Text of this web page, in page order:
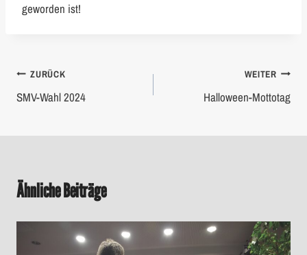
geworden ist!
Beitragsnavigation
ZURÜCK
SMV-Wahl 2024
WEITER
Halloween-Mottotag
Ähnliche Beiträge